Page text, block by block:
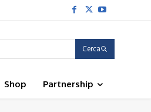
Cerca
Shop Partnership